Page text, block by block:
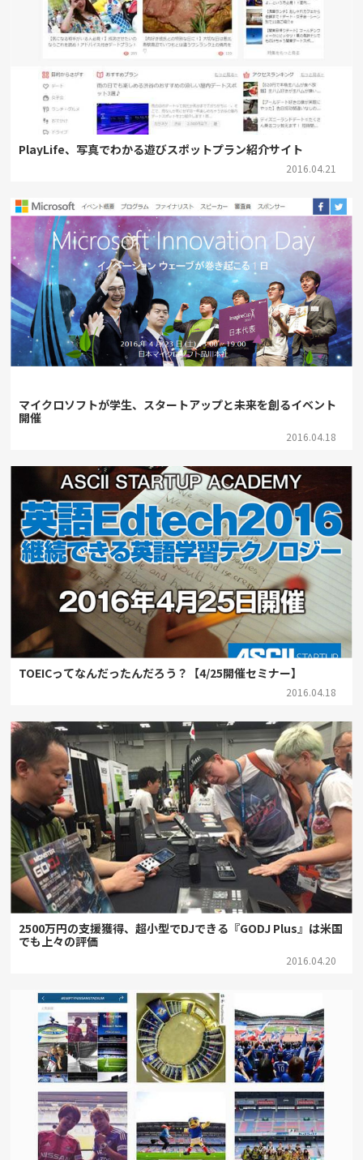
PlayLife、写真でわかる遊びスポットプラン紹介サイト
2016.04.21
マイクロソフトが学生、スタートアップと未来を創るイベント
開催
2016.04.18
TOEICってなんだったんだろう？【4/25開催セミナー】
2016.04.18
2500万円の支援獲得、超小型でDJできる『GODJ Plus』は米国
でも上々の評価
2016.04.20